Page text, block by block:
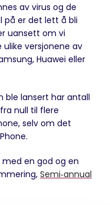
av virus og de
på er det lett å bli
uansett om vi
ulike versjonene av
Huawei eller
lansert har antall
null til flere
selv om det
med en god og en
Semi‑annual